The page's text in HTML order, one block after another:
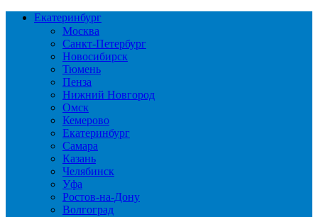
Екатеринбург
Москва
Санкт-Петербург
Новосибирск
Тюмень
Пенза
Нижний Новгород
Омск
Кемерово
Екатеринбург
Самара
Казань
Челябинск
Уфа
Ростов-на-Дону
Волгоград